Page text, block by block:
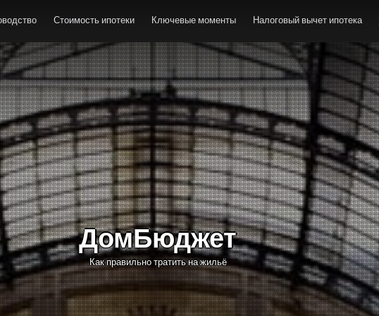
Стоимость ипотеки Ключевые моменты Налоговый вычет ипотека
ДомБюджет
Как правильно тратить на жильё